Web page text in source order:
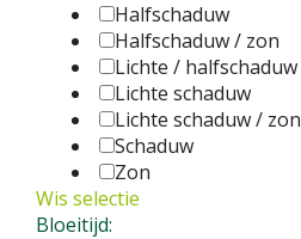
Halfschaduw
Halfschaduw / zon
Lichte / halfschaduw
Lichte schaduw
Lichte schaduw / zon
Schaduw
Zon
Wis selectie
Bloeitijd: